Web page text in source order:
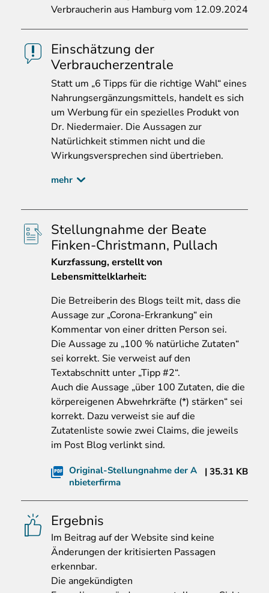
Verbraucherin aus Hamburg vom 12.09.2024
Einschätzung der
Verbraucherzentrale
Statt um „6 Tipps für die richtige Wahl“ eines
Nahrungsergänzungsmittels, handelt es sich
um Werbung für ein spezielles Produkt von
Dr. Niedermaier. Die Aussagen zur
Natürlichkeit stimmen nicht und die
Wirkungsversprechen sind übertrieben.
mehr
Stellungnahme der Beate
Finken-Christmann, Pullach
Kurzfassung, erstellt von
Lebensmittelklarheit:
Die Betreiberin des Blogs teilt mit, dass die
Aussage zur „Corona-Erkrankung“ ein
Kommentar von einer dritten Person sei.
Die Aussage zu „100 % natürliche Zutaten“
sei korrekt. Sie verweist auf den
Textabschnitt unter „Tipp #2“.
Auch die Aussage „über 100 Zutaten, die die
körpereigenen Abwehrkräfte (*) stärken“ sei
korrekt. Dazu verweist sie auf die
Zutatenliste sowie zwei Claims, die jeweils
im Post Blog verlinkt sind.
Original-Stellungnahme der A
nbieterfirma
35.31 KB
Ergebnis
Im Beitrag auf der Website sind keine
Änderungen der kritisierten Passagen
erkennbar.
Die angekündigten